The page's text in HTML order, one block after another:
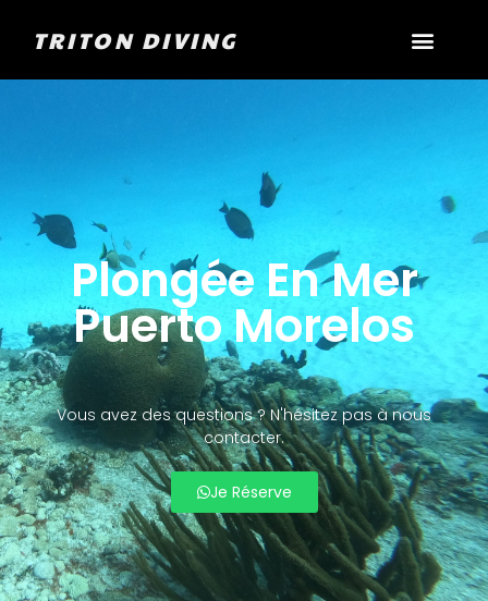
TRITON DIVING
Plongée En Mer
Puerto Morelos
Vous avez des questions ? N'hésitez pas à nous
contacter.
Je Réserve